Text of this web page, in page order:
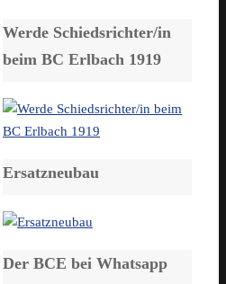
Werde Schiedsrichter/in
beim BC Erlbach 1919
Ersatzneubau
Der BCE bei Whatsapp